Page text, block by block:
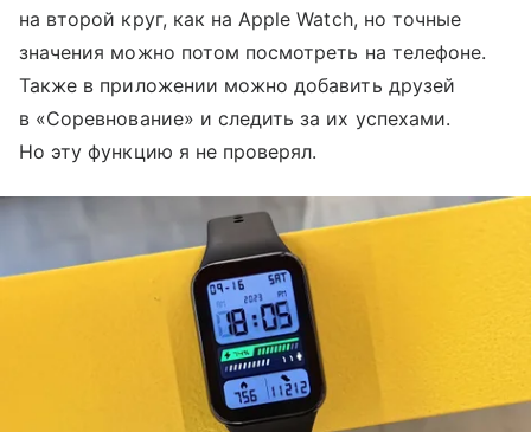
на второй круг, как на Apple Watch, но точные
значения можно потом посмотреть на телефоне.
Также в приложении можно добавить друзей
в «Соревнование» и следить за их успехами.
Но эту функцию я не проверял.